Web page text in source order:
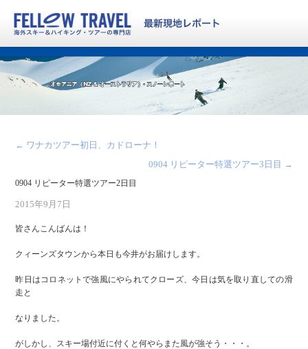
← ワナカツアー初日、カドローナ！
0904 リピーター特選ツアー3日目 →
0904 リピーター特選ツアー2日目
2015年9月7日
皆さんこんばんは！
クィーンズタウンから本日も今井がお届けします。
昨日はコロネットで強風にやられてクローズ、今日は気を取り直しての滑
走と
なりました。
がしかし、スキー場付近に付くと何やらまた風が強そう・・・。